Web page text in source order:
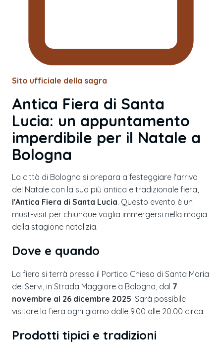
Sito ufficiale della sagra
Antica Fiera di Santa
Lucia: un appuntamento
imperdibile per il Natale a
Bologna
La città di Bologna si prepara a festeggiare l'arrivo
del Natale con la sua più antica e tradizionale fiera,
l'Antica Fiera di Santa Lucia. Questo evento è un
must-visit per chiunque voglia immergersi nella magia
della stagione natalizia.
Dove e quando
La fiera si terrà presso il Portico Chiesa di Santa Maria
dei Servi, in Strada Maggiore a Bologna, dal 7
novembre al 26 dicembre 2025. Sarà possibile
visitare la fiera ogni giorno dalle 9.00 alle 20.00 circa.
Prodotti tipici e tradizioni